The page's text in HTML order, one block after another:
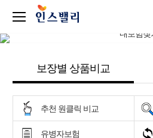
보장별 상품비교
추천 원클릭 비교
유병자보험